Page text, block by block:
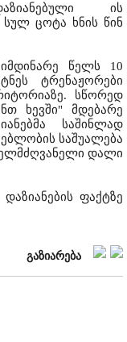
ის
ცოტა ხნის წინ
წელს 10
ტრენაჟორები
სწორედ
ხევში" მდებარე
საშინლად
საშუალება
დალი
ფაქტზე
გაზიარება